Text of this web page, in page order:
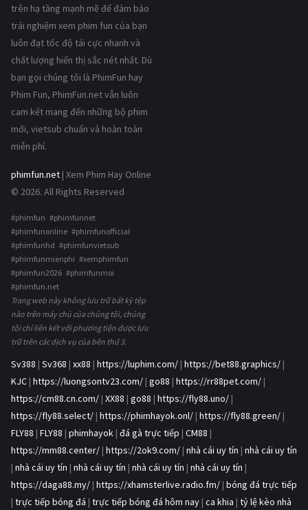
trên hạ tầng mạnh mẽ để đảm bảo
trải nghiệm xem phim fun của bạn
luôn đạt tốc độ tải cực nhanh và
chất lượng hiển thị sắc nét nhất. Dù
bạn gọi chúng tôi là PhimFun hay
Phim Fun, PhimFun.net vẫn luôn
cam kết mang đến những bộ phim
mới, vietsub chuẩn và hoàn toàn
miễn phí.
phimfun.net | Xem Phim Hay Online
© 2026. All Rights Reserved
#phimfun #phimfunnet
#phimfunonline #phimfunofficial
#phimfunhd #phimfunvietsub
#phimfunmienphi #xemphimfun
#phimfun2026 #phimfunmoi
#phimfun.net
Trang web này không lưu trữ bất kỳ tệp
nào trên máy chủ của chúng tôi, chúng
tôi chỉ liên kết với phương tiện được lưu
trữ trên các dịch vụ của bên thứ 3.
Sv388 | Sv368 | xx88 | https://luphim.com/ | https://bet88.graphics/ |
KJC | https://luongsontv23.com/ | go88 | https://rr88pet.com/ |
https://cm88.cn.com/ | XX88 | go88 | https://fly88.uno/ |
https://fly88.select/ | https://phimhayok.onl/ | https://fly88.green/ |
FLY88 | FLY88 | phimhayok | đá gà trực tiếp | CM88 |
https://mm88.center/ | https://2ok9.com/ | nhà cái uy tín | nhà cái uy tín
| nhà cái uy tín | nhà cái uy tín | nhà cái uy tín | nhà cái uy tín |
https://daga88.my/ | https://xhamsterlive.radio.fm/ | bóng đá trực tiếp
| trực tiếp bóng đá | trực tiếp bóng đá hôm nay | ca khia | tỷ lệ kèo nhà